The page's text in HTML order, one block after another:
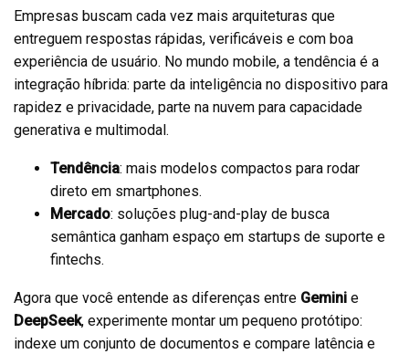
Empresas buscam cada vez mais arquiteturas que
entreguem respostas rápidas, verificáveis e com boa
experiência de usuário. No mundo mobile, a tendência é a
integração híbrida: parte da inteligência no dispositivo para
rapidez e privacidade, parte na nuvem para capacidade
generativa e multimodal.
Tendência: mais modelos compactos para rodar
direto em smartphones.
Mercado: soluções plug-and-play de busca
semântica ganham espaço em startups de suporte e
fintechs.
Agora que você entende as diferenças entre Gemini e
DeepSeek, experimente montar um pequeno protótipo:
indexe um conjunto de documentos e compare latência e